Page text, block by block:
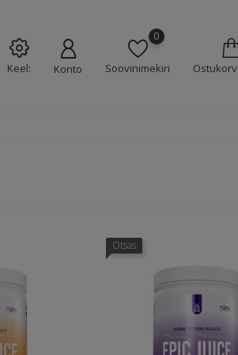
Keel: Konto
0
Soovinimekiri Ostukorv
Otsas